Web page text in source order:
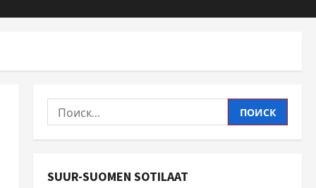
SUUR-SUOMEN SOTILAAT